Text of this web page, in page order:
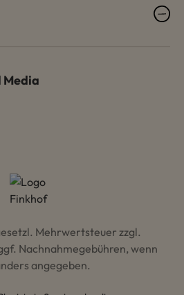
Media
Mehrwertsteuer zzgl.
Nachnahmegebühren, wenn
angegeben.